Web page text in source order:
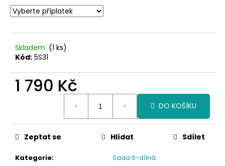
Skladem (1 ks)
Kód: 5S31
1 790 Kč
DO KOŠÍKU
Kategorie: Sada 5-dílná
Zeptat se Hlídat Sdílet